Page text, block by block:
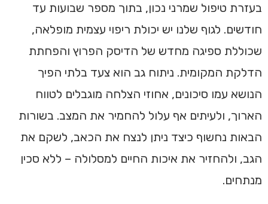
בעזרת טיפול שמרני נכון, בתוך מספר שבועות עד
חודשים. לגוף שלנו יש יכולת ריפוי עצמית מופלאה,
שכוללת ספיגה מחדש של הדיסק הפרוץ והפחתת
הדלקת המקומית. ניתוח גב הוא צעד בלתי הפיך
הנושא עמו סיכונים, אחוזי הצלחה מוגבלים לטווח
הארוך, ולעיתים אף עלול להחמיר את המצב. בשורות
הבאות נחשוף כיצד ניתן לנצח את הכאב, לשקם את
הגב, ולהחזיר את איכות החיים למסלולה – ללא סכין
מנתחים.